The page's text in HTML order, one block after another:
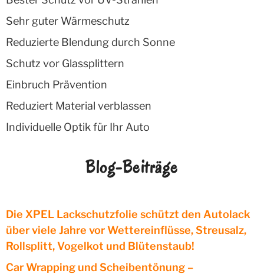
Sehr guter Wärmeschutz
Reduzierte Blendung durch Sonne
Schutz vor Glassplittern
Einbruch Prävention
Reduziert Material verblassen
Individuelle Optik für Ihr Auto
Blog-Beiträge
Die XPEL Lackschutzfolie schützt den Autolack
über viele Jahre vor Wettereinflüsse, Streusalz,
Rollsplitt, Vogelkot und Blütenstaub!
Car Wrapping und Scheibentönung –